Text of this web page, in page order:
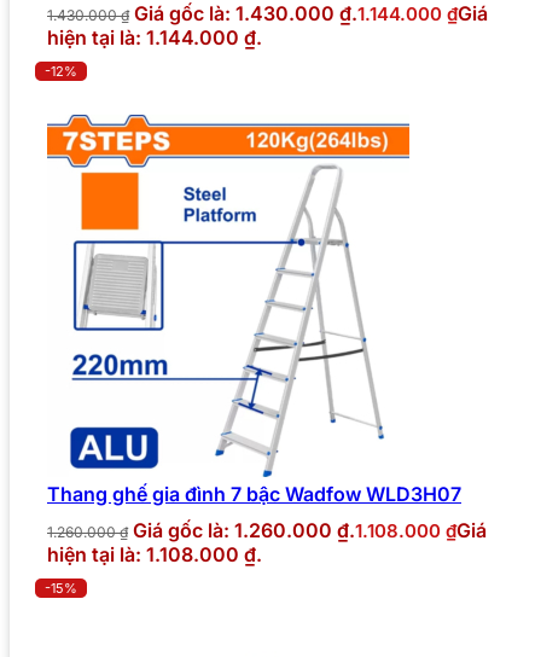
1.430.000₫ Giá gốc là: 1.430.000 ₫.1.144.000 ₫Giá
hiện tại là: 1.144.000 ₫.
-12%
Thang ghế gia đình 7 bậc Wadfow WLD3H07
1.260.000₫ Giá gốc là: 1.260.000 ₫.1.108.000 ₫Giá
hiện tại là: 1.108.000 ₫.
-15%